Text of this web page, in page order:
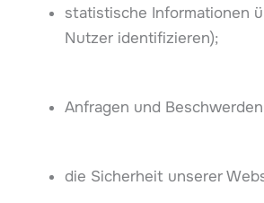
statistische Informationen
Nutzer identifizieren);
Anfragen und
die Sicherheit unserer